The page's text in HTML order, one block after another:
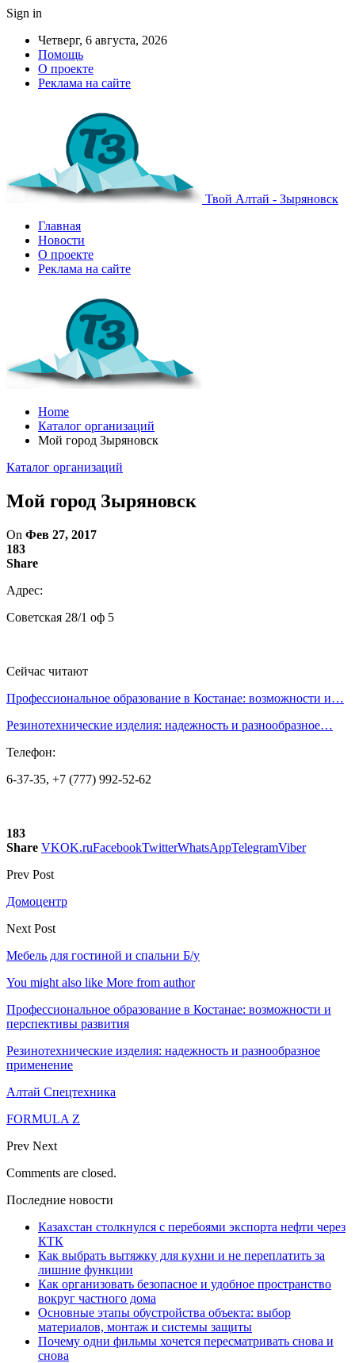
Sign in
Четверг, 6 августа, 2026
Помощь
О проекте
Реклама на сайте
Твой Алтай - Зыряновск
Главная
Новости
О проекте
Реклама на сайте
Home
Каталог организаций
Мой город Зыряновск
Каталог организаций
Мой город Зыряновск
On Фев 27, 2017
183
Share
Адрес:
Советская 28/1 оф 5
Сейчас читают
Профессиональное образование в Костанае: возможности и…
Резинотехнические изделия: надежность и разнообразное…
Телефон:
6-37-35, +7 (777) 992-52-62
183
Share VKOK.ruFacebookTwitterWhatsAppTelegramViber
Prev Post
Домоцентр
Next Post
Мебель для гостиной и спальни Б/у
You might also like More from author
Профессиональное образование в Костанае: возможности и
перспективы развития
Резинотехнические изделия: надежность и разнообразное
применение
Алтай Спецтехника
FORMULA Z
Prev Next
Comments are closed.
Последние новости
Казахстан столкнулся с перебоями экспорта нефти через
КТК
Как выбрать вытяжку для кухни и не переплатить за
лишние функции
Как организовать безопасное и удобное пространство
вокруг частного дома
Основные этапы обустройства объекта: выбор
материалов, монтаж и системы защиты
Почему одни фильмы хочется пересматривать снова и
снова